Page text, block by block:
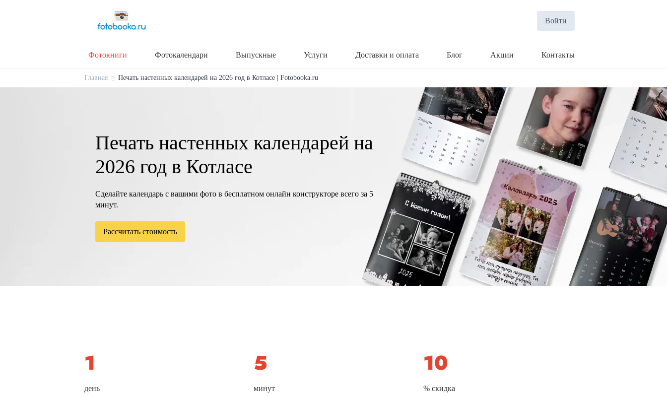
Войти
Фотокниги Фотокалендари Выпускные Услуги Доставки и оплата Блог Акции Контакты
Главная Печать настенных календарей на 2026 год в Котласе | Fotobooka.ru
Печать настенных календарей на
2026 год в Котласе
Сделайте календарь с вашими фото в бесплатном онлайн конструкторе всего за 5
минут.
Рассчитать стоимость
день минут % скидка